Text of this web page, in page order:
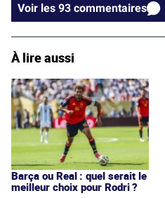
Voir les 93 commentaires
À lire aussi
Barça ou Real : quel serait le
meilleur choix pour Rodri ?